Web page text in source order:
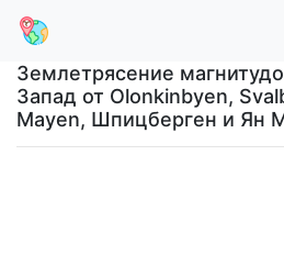
Землетрясение
Запад от Olonkinbyen,
Mayen, Шпицберген и Ян